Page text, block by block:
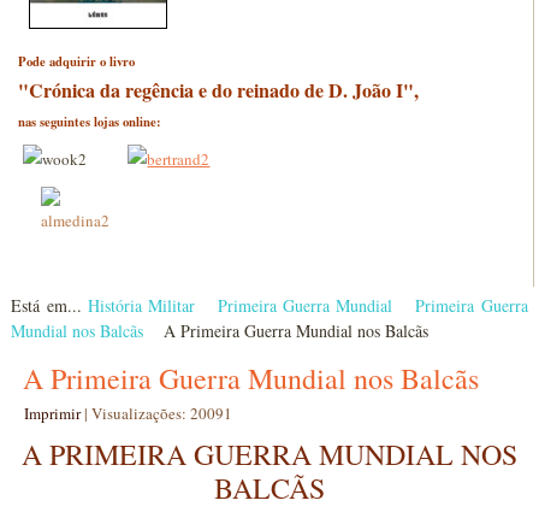
Pode adquirir o livro
"Crónica da regência e do reinado de D. João I",
nas seguintes lojas online:
Está em... História Militar Primeira Guerra Mundial
Primeira Guerra
Mundial nos Balcãs
A Primeira Guerra Mundial nos Balcãs
A Primeira Guerra Mundial nos Balcãs
Imprimir|Visualizações: 20091
A PRIMEIRA GUERRA MUNDIAL NOS
BALCÃS